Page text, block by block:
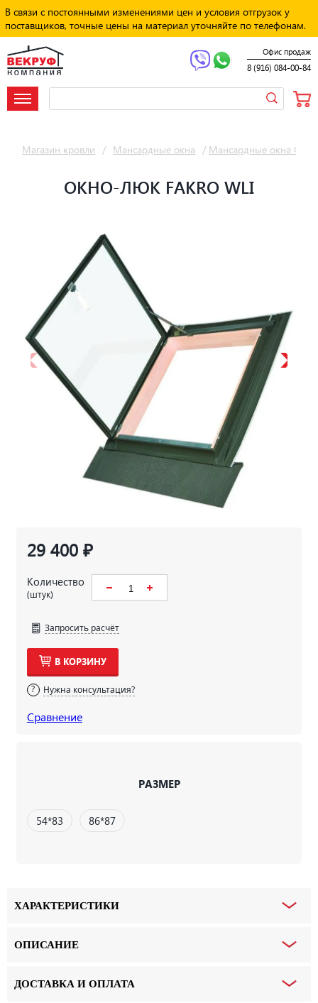
В связи с постоянными изменениями цен и условия отгрузок у
поставщиков, точные цены на материал уточняйте по телефонам.
Офис продаж
8 (916) 084-00-84
Магазин кровли / Мансардные окна / Мансардные окна
ОКНО-ЛЮК FAKRO WLI
29 400 ₽
Количество
(штук)
Запросить расчёт
В КОРЗИНУ
Нужна консультация?
Сравнение
РАЗМЕР
54*83 86*87
ХАРАКТЕРИСТИКИ
ОПИСАНИЕ
ДОСТАВКА И ОПЛАТА